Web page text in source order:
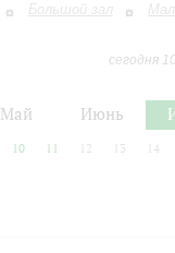
Большой зал
сегодня
Май Июнь
10 11 12 13 14